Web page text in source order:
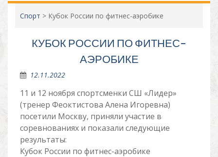
Спорт > Кубок России по фитнес-аэробике
КУБОК РОССИИ ПО ФИТНЕС-
АЭРОБИКЕ
12.11.2022
11 и 12 ноября спортсменки СШ «Лидер»
(тренер Феоктистова Алена Игоревна)
посетили Москву, приняли участие в
соревнованиях и показали следующие
результаты:
Кубок России по фитнес-аэробике